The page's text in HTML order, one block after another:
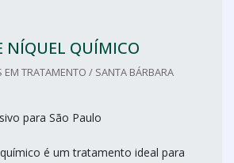
NÍQUEL QUÍMICO
EM TRATAMENTO / SANTA BÁRBARA
para São Paulo
é um tratamento ideal para